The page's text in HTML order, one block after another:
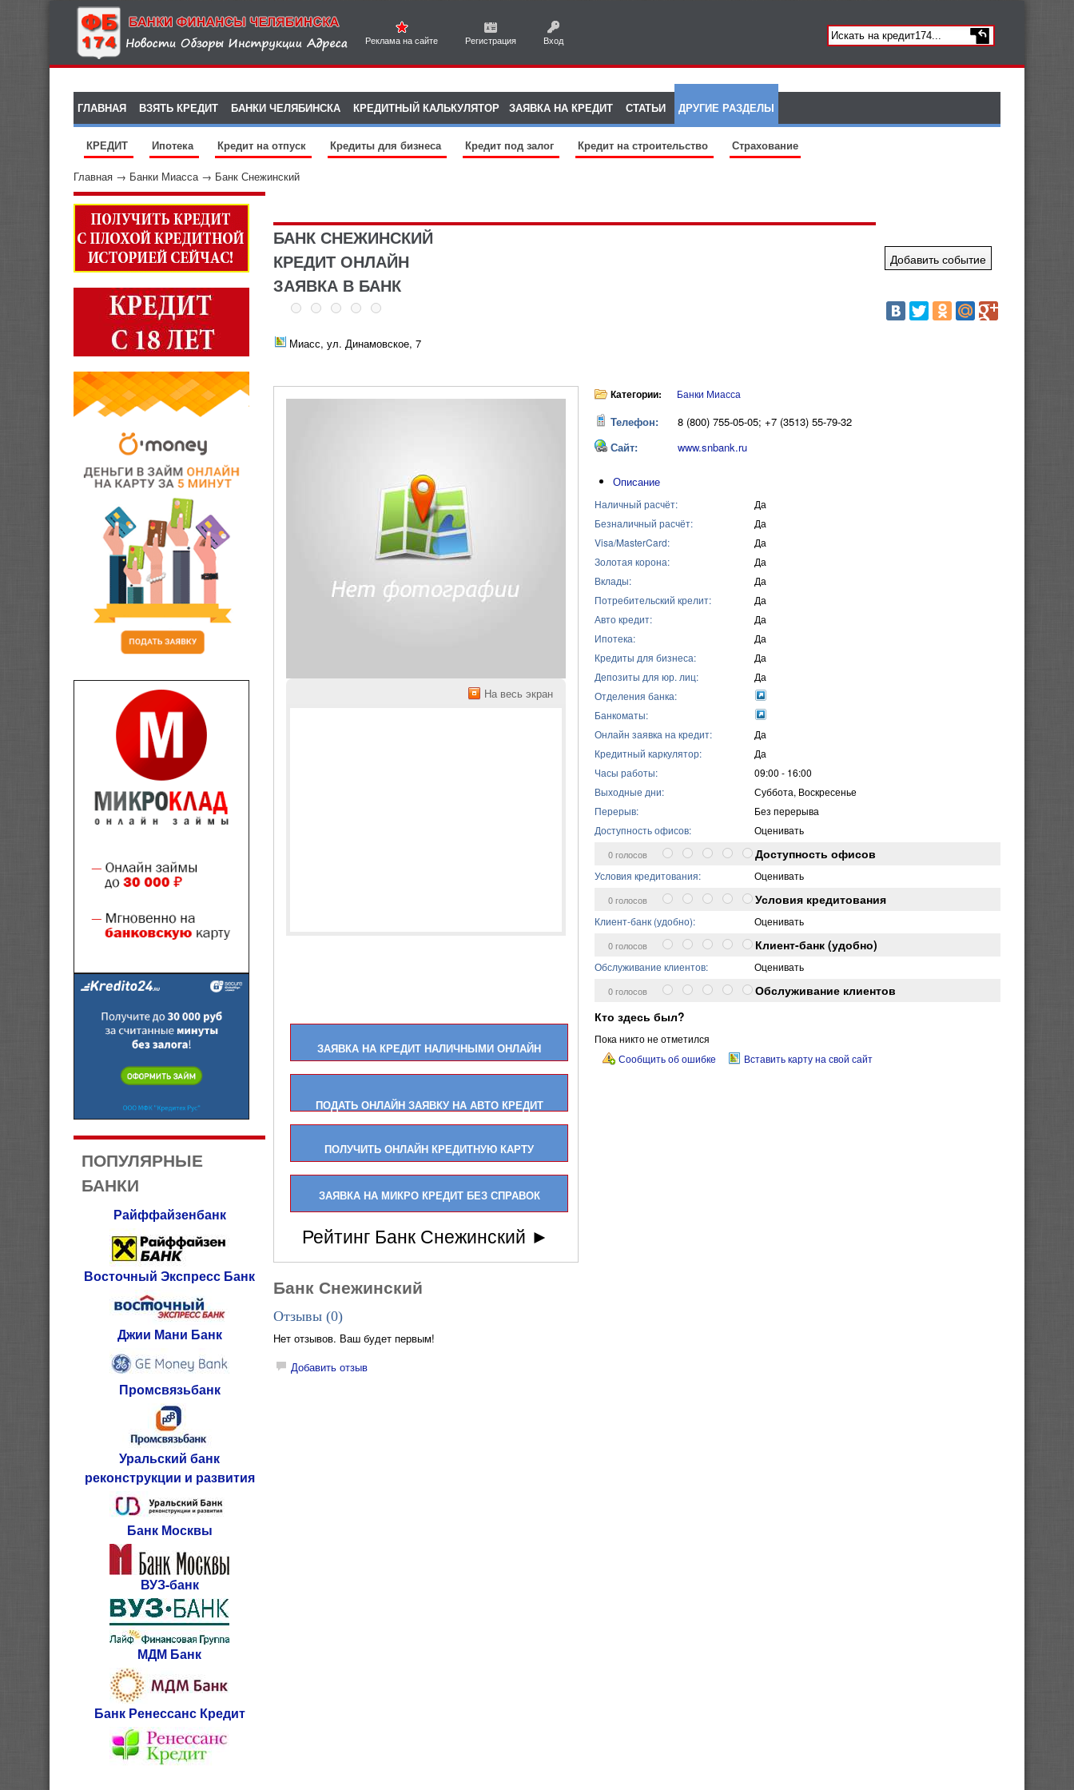
Реклама на сайте Регистрация Вход
ГЛАВНАЯ ВЗЯТЬ КРЕДИТ БАНКИ ЧЕЛЯБИНСКА КРЕДИТНЫЙ КАЛЬКУЛЯТОР ЗАЯВКА НА КРЕДИТ СТАТЬИ ДРУГИЕ РАЗДЕЛЫ
КРЕДИТ Ипотека Кредит на отпуск Кредиты для бизнеса Кредит под залог Кредит на строительство Страхование
Главная → Банки Миасса→ Банк Снежинский
ПОПУЛЯРНЫЕ
БАНКИ
Райффайзенбанк
Восточный Экспресс Банк
Джии Мани Банк
Промсвязьбанк
Уральский банк
реконструкции и развития
Банк Москвы
ВУЗ-банк
МДМ Банк
Банк Ренессанс Кредит
БАНК СНЕЖИНСКИЙ
КРЕДИТ ОНЛАЙН
ЗАЯВКА В БАНК
Миасс, ул. Динамовское, 7
На весь экран
ЗАЯВКА НА КРЕДИТ НАЛИЧНЫМИ ОНЛАЙН
ПОДАТЬ ОНЛАЙН ЗАЯВКУ НА АВТО КРЕДИТ
ПОЛУЧИТЬ ОНЛАЙН КРЕДИТНУЮ КАРТУ
ЗАЯВКА НА МИКРО КРЕДИТ БЕЗ СПРАВОК
Рейтинг Банк Снежинский ►
Категории: Банки Миасса
Телефон:
8 (800) 755-05-05; +7 (3513) 55-79-32
Сайт:
www.snbank.ru
Описание
Наличный расчёт:
Да
Безналичный расчёт:
Да
Visa/MasterCard:
Да
Золотая корона:
Да
Вклады:
Да
Потребительский крелит:
Да
Авто кредит:
Да
Ипотека:
Да
Кредиты для бизнеса:
Да
Депозиты для юр. лиц:
Да
Отделения банка:
Банкоматы:
Онлайн заявка на кредит:
Да
Кредитный каркулятор:
Да
Часы работы:
09:00 - 16:00
Выходные дни:
Суббота, Воскресенье
Перерыв:
Без перерыва
Доступность офисов:
Оценивать
0 голосов Доступность офисов
Условия кредитования: Оценивать
0 голосов Условия кредитования
Клиент-банк (удобно): Оценивать
0 голосов Клиент-банк (удобно)
Обслуживание клиентов: Оценивать
0 голосов
Обслуживание клиентов
Кто здесь был?
Пока никто не отметился
Сообщить об ошибке
Вставить карту на свой сайт
Банк Снежинский
Отзывы (0)
Нет отзывов. Ваш будет первым!
Добавить отзыв